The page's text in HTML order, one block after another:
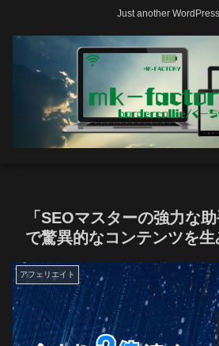
Just another
「SEOマスターの強力な
で驚異的なコンテンツを生
アフェリエイト